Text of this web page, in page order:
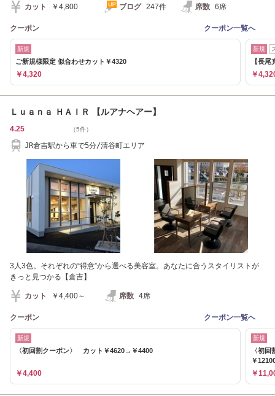
カット ￥4,800 ブログ 247件 席数 6席
クーポン クーポン一覧へ
新規
ご新規様限定 似合わせカット￥4320
￥4,320
新規
【長
￥
Ｌｕａｎａ ＨＡＩＲ 【ルアナヘアー】
4.25 （5件）
JR倉吉駅から車で5分/清谷町エリア
3人3色。それぞれの“得意”から選べる美容室。あなたに合うスタイリストが
きっと見つかる【倉吉】
カット ￥4,400～ 席数 4席
クーポン クーポン一覧へ
新規
〈初回割クーポン〉 カット￥4620→￥4400
￥4,400
新規
〈初
￥
￥